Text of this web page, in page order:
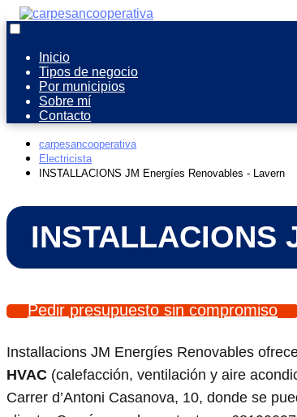
Inicio
Tipos de negocio
Por municipios
Sobre mí
Contacto
carpesancooperativa
Electricista
INSTALLACIONS JM Energíes Renovables - Lavern
Pedir presupuesto sin compromiso
Installacions JM Energíes Renovables
HVAC (calefacción, ventilación y aire
Carrer d’Antoni Casanova, 10, donde se